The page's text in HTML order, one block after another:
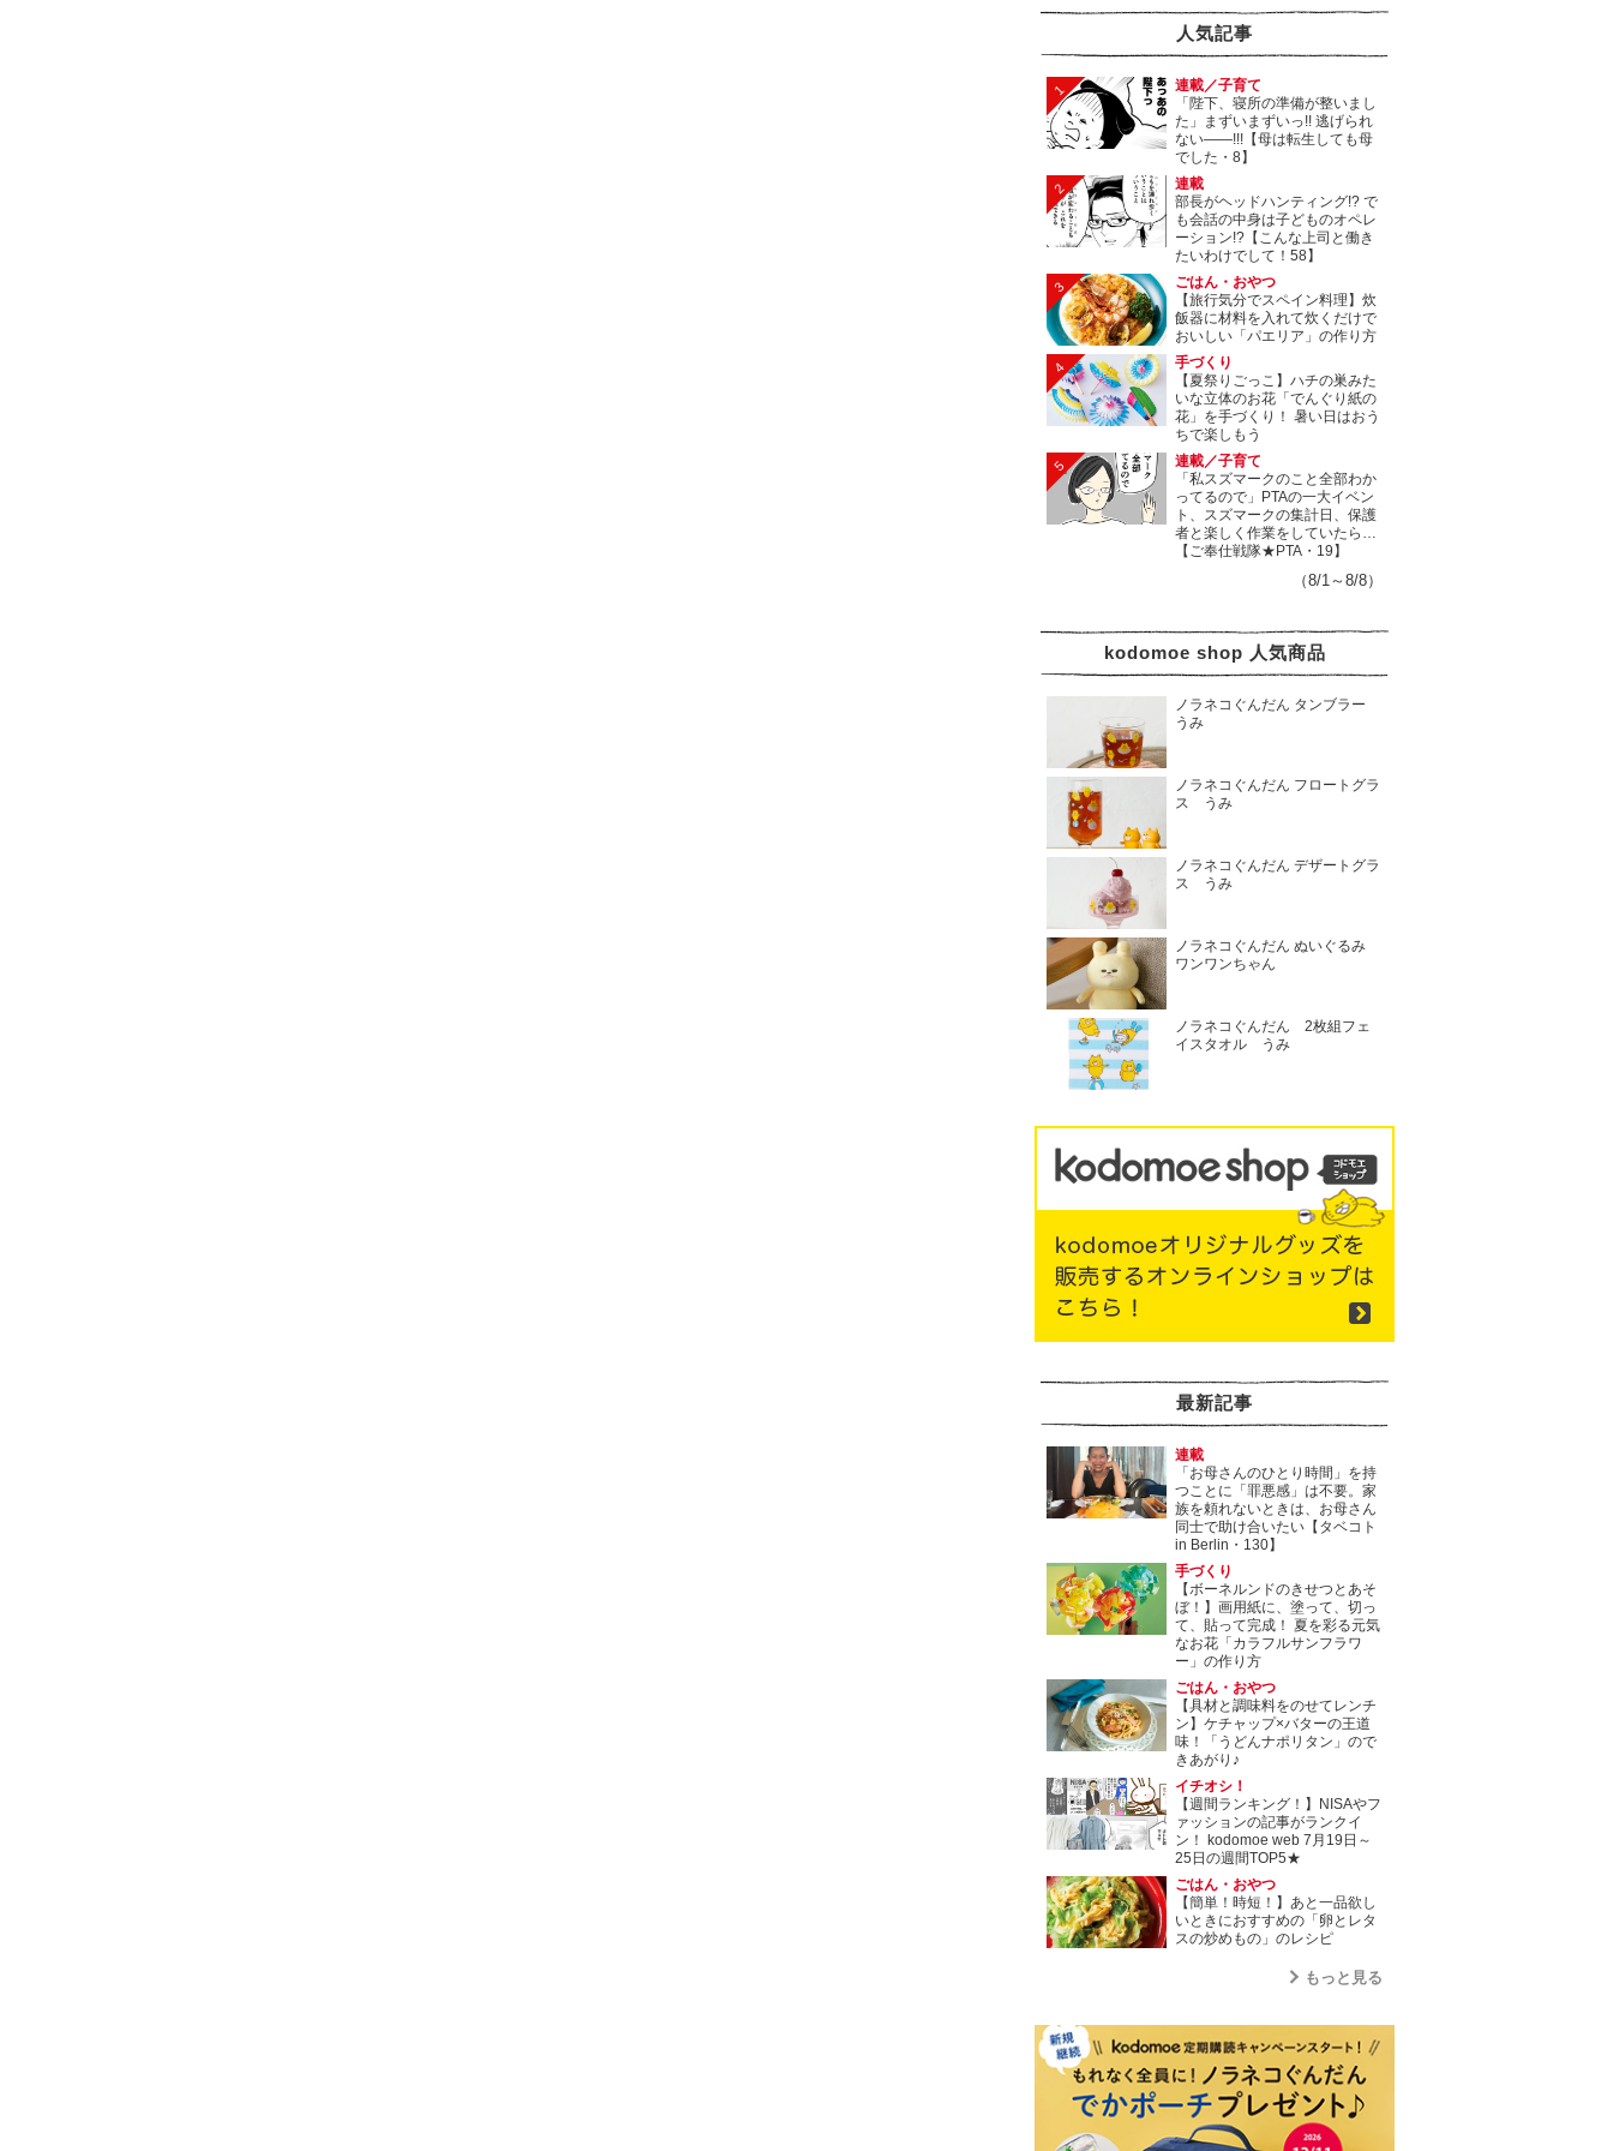
人気記事
1
連載／子育て
「陛下、寝所の準備が整いまし
た」まずいまずいっ!! 逃げられ
ない――!!!【母は転生しても母
でした・8】
2
連載
部長がヘッドハンティング!? で
も会話の中身は子どものオペレ
ーション!?【こんな上司と働き
たいわけでして！58】
3
ごはん・おやつ
【旅行気分でスペイン料理】炊
飯器に材料を入れて炊くだけで
おいしい「パエリア」の作り方
4
手づくり
【夏祭りごっこ】ハチの巣みた
いな立体のお花「でんぐり紙の
花」を手づくり！ 暑い日はおう
ちで楽しもう
5
連載／子育て
「私スズマークのこと全部わか
ってるので」PTAの一大イベン
ト、スズマークの集計日、保護
者と楽しく作業をしていたら…
【ご奉仕戦隊★PTA・19】
（8/1～8/8）
kodomoe shop 人気商品
ノラネコぐんだん タンブラー
うみ
ノラネコぐんだん フロートグラ
ス うみ
ノラネコぐんだん デザートグラ
ス うみ
ノラネコぐんだん ぬいぐるみ
ワンワンちゃん
ノラネコぐんだん 2枚組フェ
イスタオル うみ
最新記事
連載
「お母さんのひとり時間」を持
つことに「罪悪感」は不要。家
族を頼れないときは、お母さん
同士で助け合いたい【タベコト
in Berlin・130】
手づくり
【ボーネルンドのきせつとあそ
ぼ！】画用紙に、塗って、切っ
て、貼って完成！ 夏を彩る元気
なお花「カラフルサンフラワ
ー」の作り方
ごはん・おやつ
【具材と調味料をのせてレンチ
ン】ケチャップ×バターの王道
味！「うどんナポリタン」ので
きあがり♪
イチオシ！
【週間ランキング！】NISAやフ
ァッションの記事がランクイ
ン！ kodomoe web 7月19日～
25日の週間TOP5★
ごはん・おやつ
【簡単！時短！】あと一品欲し
いときにおすすめの「卵とレタ
スの炒めもの」のレシピ
もっと見る